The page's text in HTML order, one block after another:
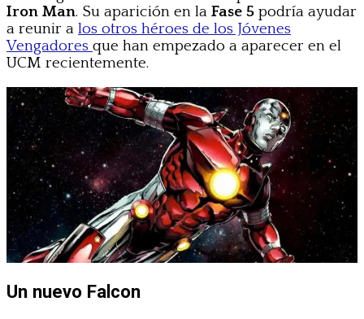
Iron Man. Su aparición en la Fase 5 podría ayudar
a reunir a los otros héroes de los Jóvenes
Vengadores que han empezado a aparecer en el
UCM recientemente.
Un nuevo Falcon